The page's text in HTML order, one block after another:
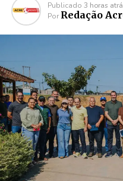
Publicado 3 horas
Por Redação